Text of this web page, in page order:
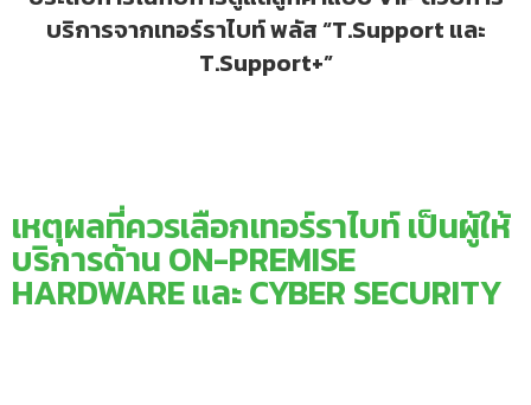
บริการจากเทอร์ราไบท์ พลัส “T.Support และ
T.Support+”
เหตุผลที่ควรเลือกเทอร์ราไบท์ เป็นผู้ให้
บริการด้าน ON-PREMISE
HARDWARE และ CYBER SECURITY​